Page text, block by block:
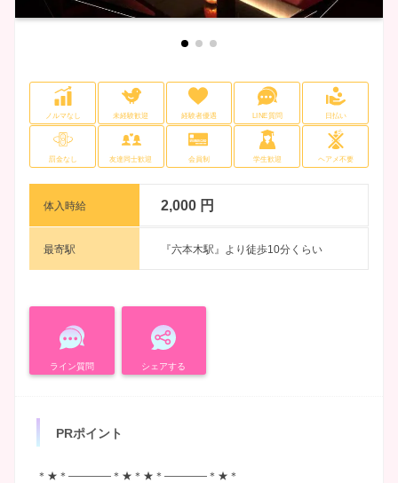
ノルマなし 未経験歓迎 経験者優遇 LINE質問 日払い
罰金なし 友達同士歓迎 会員制 学生歓迎 ヘアメ不要
体入時給 2,000 円
最寄駅 『六本木駅』より徒歩10分くらい
ライン質問 シェアする
PRポイント
＊★＊――――＊★＊★＊――――＊★＊